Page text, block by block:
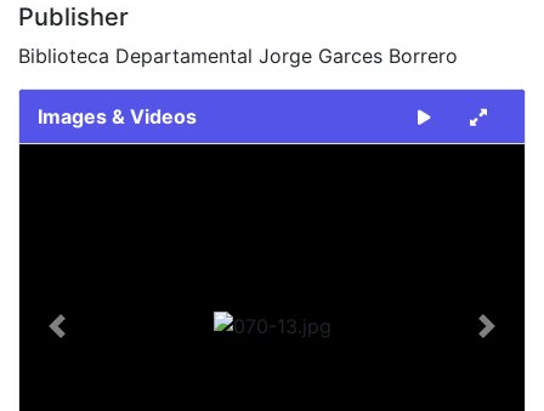
Publisher
Biblioteca Departamental Jorge Garces Borrero
Images & Videos
Previous Next